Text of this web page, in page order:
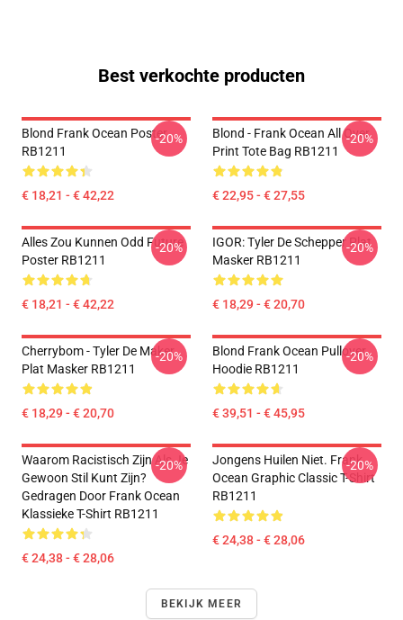
Best verkochte producten
Blond Frank Ocean Poster
RB1211
€ 18,21 - € 42,22
-20%
Blond - Frank Ocean All Over
Print Tote Bag RB1211
€ 22,95 - € 27,55
-20%
Alles Zou Kunnen Odd Future
Poster RB1211
€ 18,21 - € 42,22
-20%
IGOR: Tyler De Schepper Plat
Masker RB1211
€ 18,29 - € 20,70
-20%
Cherrybom - Tyler De Maker
Plat Masker RB1211
€ 18,29 - € 20,70
-20%
Blond Frank Ocean Pullover
Hoodie RB1211
€ 39,51 - € 45,95
-20%
Waarom Racistisch Zijn Als Je
Gewoon Stil Kunt Zijn?
Gedragen Door Frank Ocean
Klassieke T-Shirt RB1211
€ 24,38 - € 28,06
-20%
Jongens Huilen Niet. Frank
Ocean Graphic Classic T-Shirt
RB1211
€ 24,38 - € 28,06
-20%
BEKIJK MEER